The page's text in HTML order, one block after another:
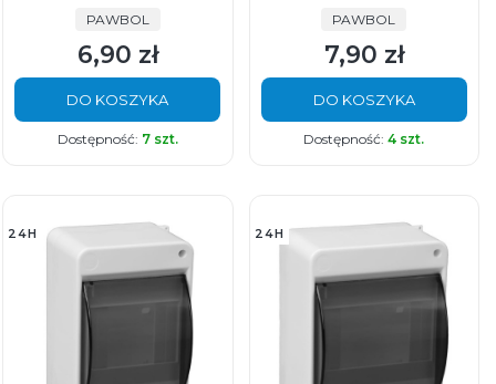
PRODUCENT
PAWBOL
Cena
6,90 zł
DO KOSZYKA
Dostępność: 7 szt.
PRODUCENT
PAWBOL
Cena
7,90 zł
DO KOSZYKA
Dostępność:4 szt.
24H 24H